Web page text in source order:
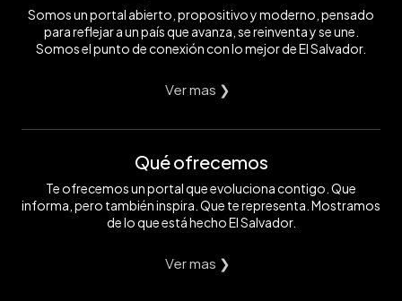
Somos un portal abierto, propositivo y moderno, pensado
para reflejar a un país que avanza, se reinventa y se une.
Somos el punto de conexión con lo mejor de El Salvador.
Ver mas ❯
Qué ofrecemos
Te ofrecemos un portal que evoluciona contigo. Que
informa, pero también inspira. Que te representa. Mostramos
de lo que está hecho El Salvador.
Ver mas ❯